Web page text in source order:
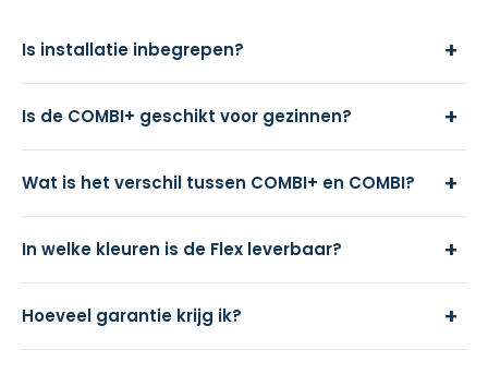
Is installatie inbegrepen? +
Is de COMBI+ geschikt voor gezinnen? +
Wat is het verschil tussen COMBI+ en COMBI? +
In welke kleuren is de Flex leverbaar? +
Hoeveel garantie krijg ik? +